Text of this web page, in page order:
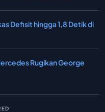
Defisit hingga 1,8 Detik di
Rugikan George